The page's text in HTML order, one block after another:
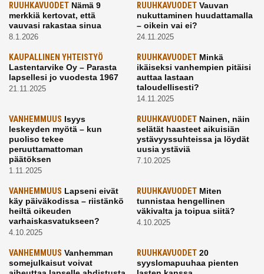
RUUHKAVUODET Nämä 9
merkkiä kertovat, että
vauvasi rakastaa sinua
8.1.2026
RUUHKAVUODETVauvan
nukuttaminen huudattamalla
– oikein vai ei?
24.11.2025
KAUPALLINEN YHTEISTYÖ
Lastentarvike Oy – Parasta
lapsellesi jo vuodesta 1967
21.11.2025
RUUHKAVUODETMinkä
ikäiseksi vanhempien pitäisi
auttaa lastaan
taloudellisesti?
14.11.2025
VANHEMMUUS Isyys
leskeyden myötä – kun
puoliso tekee
peruuttamattoman
päätöksen
1.11.2025
RUUHKAVUODETNainen, näin
selätät haasteet aikuisiän
ystävyyssuhteissa ja löydät
uusia ystäviä
7.10.2025
VANHEMMUUS Lapseni eivät
käy päiväkodissa – riistänkö
heiltä oikeuden
varhaiskasvatukseen?
4.10.2025
RUUHKAVUODETMiten
tunnistaa hengellinen
väkivalta ja toipua siitä?
4.10.2025
VANHEMMUUS Vanhemman
somejulkaisut voivat
RUUHKAVUODET20
syyslomapuuhaa pienten